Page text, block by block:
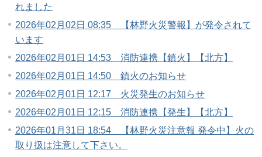
れました
2026年02月02日 08:35 【林野火災警報】が発令されて
います
2026年02月01日 14:53 消防連携【鎮火】【北方】
2026年02月01日 14:50 鎮火のお知らせ
2026年02月01日 12:17 火災発生のお知らせ
2026年02月01日 12:15 消防連携【発生】【北方】
2026年01月31日 18:54 【林野火災注意報 発令中】火の
取り扱は注意して下さい。